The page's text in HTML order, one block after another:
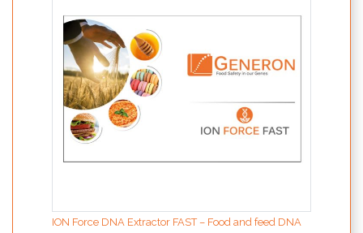
ION Force DNA Extractor FAST – Food and feed DNA